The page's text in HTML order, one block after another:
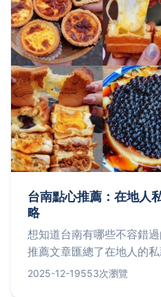
台南點心推薦：在地人
略
想知道台南有哪些不容錯
推薦文章匯總了在地人的
新甜點，帶你深入探索台
2025-12-19553次瀏覽